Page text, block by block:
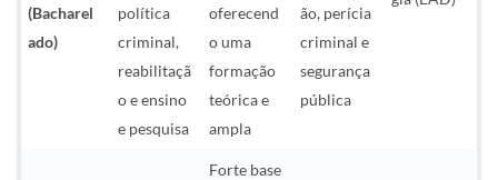
(Bacharel
ado)
política
criminal,
reabilitaçã
o e ensino
e pesquisa
oferecend
o uma
formação
teórica e
ampla
ão, perícia
criminal e
segurança
pública
Forte base